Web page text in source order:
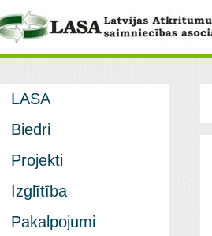
LASA
Biedri
Projekti
Izglītība
Pakalpojumi